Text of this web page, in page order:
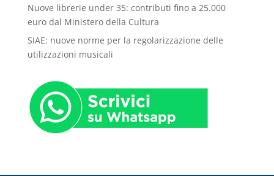
Nuove librerie under 35: contributi fino a 25.000
euro dal Ministero della Cultura
SIAE: nuove norme per la regolarizzazione delle
utilizzazioni musicali